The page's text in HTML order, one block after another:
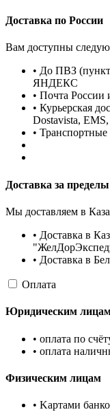
Доставка по России
Вам доступны
• До ПВЗ
ЯНДЕКС
• Почта России
• Курьерская
Dostavista,
•
Доставка за
Мы доставляем в
• Доставка в
• Доставка в
Оплата
Юридическим
• оплата по
• оплата
Физическим лицам
• Kартами